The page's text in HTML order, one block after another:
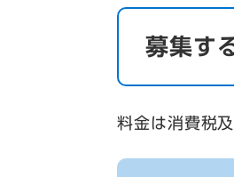
募集す
料金は消費税